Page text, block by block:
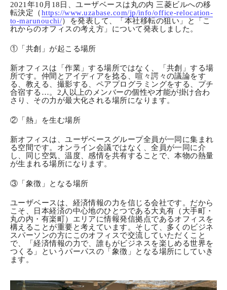
2021年10月18日、ユーザベースは丸の内 三菱ビルへの移
転決定（https://www.uzabase.com/jp/info/office-relocation-
to-marunouchi/）を発表して、「本社移転の狙い」と「こ
れからのオフィスの考え方」について発表しました。
①「共創」が起こる場所
新オフィスは「作業」する場所ではなく、「共創」する場
所です。仲間とアイディアを捻る、喧々諤々の議論をす
る、教える、撮影する、ペアプログラミングをする、プチ
合宿する…。2人以上のメンバーの個性や才能が掛け合わ
さり、その力が最大化される場所になります。
②「熱」を生む場所
新オフィスは、ユーザベースグループ全員が一同に集まれ
る空間です。オンライン会議ではなく、全員が一同に介
し、同じ空気、温度、感情を共有することで、本物の熱量
が生まれる場所になります。
③「象徴」となる場所
ユーザベースは、経済情報の力を信じる会社です。だから
こそ、日本経済の中心地のひとつである大丸有（大手町・
丸の内・有楽町）エリアに情報発信拠点であるオフィスを
構えることが重要と考えています。そして、多くのビジネ
スパーソンの方にこのオフィスで交流していただくこと
で、「経済情報の力で、誰もがビジネスを楽しめる世界を
つくる」というパーパスの「象徴」となる場所にしていき
ます。